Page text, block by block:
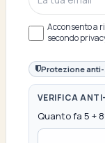
Acconsento a
secondo
Protezione
VERIFICA
Quanto fa 5 +